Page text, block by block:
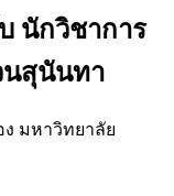
นักวิชาการ
สุนันทา
มหาวิทยาลัย